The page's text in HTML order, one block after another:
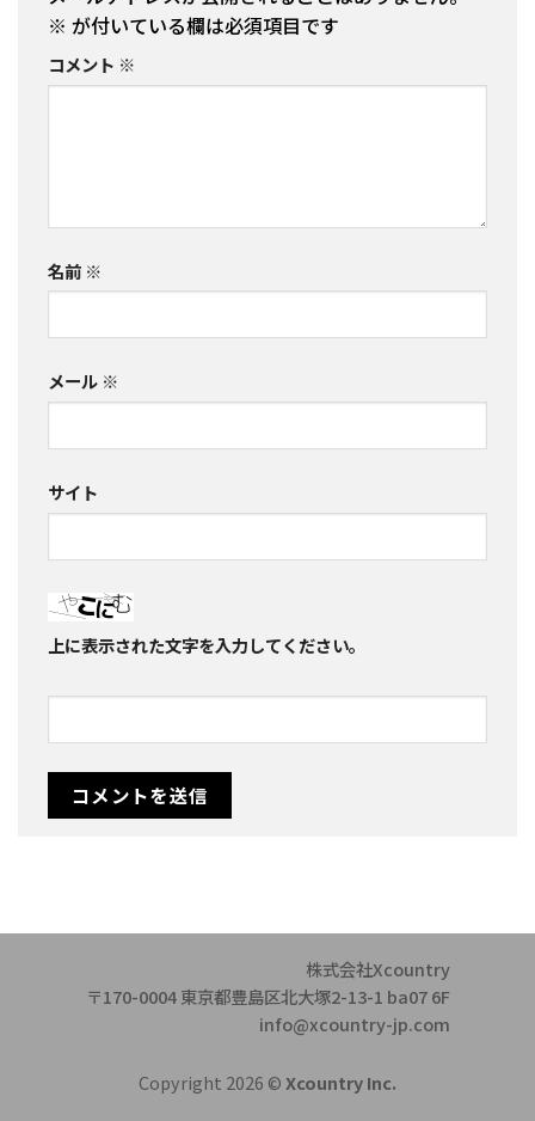
※ が付いている欄は必須項目です
コメント ※
名前 ※
メール ※
サイト
上に表示された文字を入力してください。
株式会社Xcountry
〒170-0004 東京都豊島区北大塚2-13-1 ba07 6F
info@xcountry-jp.com
Copyright 2026 ©Xcountry Inc.